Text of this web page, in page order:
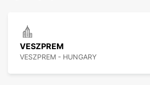
VESZPREM
VESZPREM - HUNGARY